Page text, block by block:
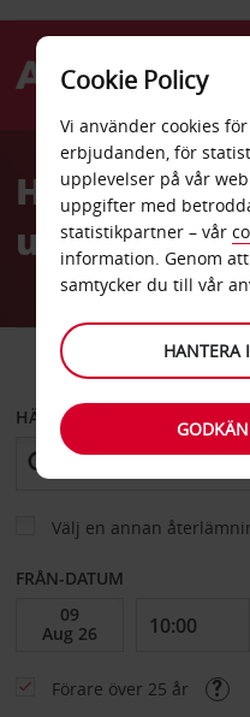
AvisHyrbil
HÄMTA FRÅN
Välj en annan
FRÅN-DATUM
Förare över 25 år
Cookie Policy
Vi använder cookies
erbjudanden, för
upplevelser på vår
uppgifter med
statistikpartner – vår
information. Genom att
samtycker du till vår
HANTERA